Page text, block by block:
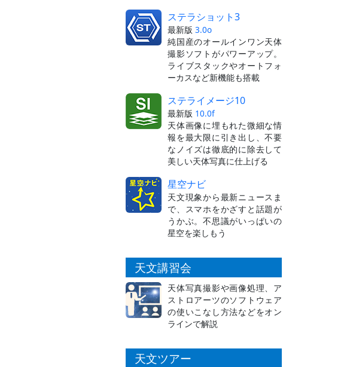
ステラショット3
最新版 3.0o
純国産のオールインワン天体
撮影ソフトがパワーアップ。
ライブスタックやオートフォ
ーカスなど新機能も搭載
ステライメージ10
最新版 10.0f
天体画像に埋もれた微細な情
報を最大限に引き出し、不要
なノイズは徹底的に除去して
美しい天体写真に仕上げる
星空ナビ
天文現象から最新ニュースま
で、スマホをかざすと話題が
うかぶ。不思議がいっぱいの
星空を楽しもう
天文講習会
天体写真撮影や画像処理、ア
ストロアーツのソフトウェア
の使いこなし方法などをオン
ラインで解説
天文ツアー